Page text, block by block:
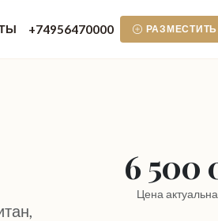
+74956470000
6 500
Цена